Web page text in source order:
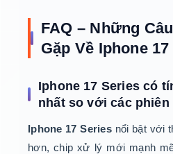
FAQ – Những
Gặp Về Iphone
Iphone 17 Series có
nhất so với các
Iphone 17 Seriesnổi bật với
hơn, chip xử lý mới mạnh